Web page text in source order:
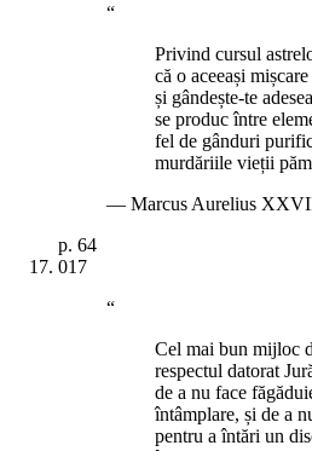
“
Privind cursul
că o aceeași
și gândește-te
se produc între
fel de gânduri
murdăriile vieții
— Marcus Aurelius
p. 64
017
“
Cel mai bun mijloc
respectul datorat
de a nu face
întâmplare, și de a
pentru a întări un